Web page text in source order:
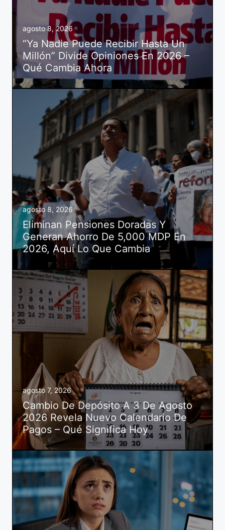
agosto 8, 2026
“Ya Nadie Puede Recibir Hasta Un
Millón” Divide Opiniones En 2026 –
Qué Cambia Ahora
agosto 8, 2026
Eliminan Pensiones Doradas Y
Generan Ahorro De 5,000 MDP En
2026, Aquí Lo Que Cambia
agosto 7, 2026
Cambio De Depósito A 3 De Agosto
2026 Revela Nuevo Calendario De
Pagos – Qué Significa Hoy